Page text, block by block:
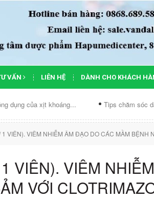
VẤN LIÊN HỆ DÀNH CHO KHÁCH
xịt khoáng... Tips chăm sóc da và
VIÊN). VIÊM NHIỄM ÂM ĐẠO DO CÁC MẦM BỆNH
VIÊN). VIÊM
VỚI